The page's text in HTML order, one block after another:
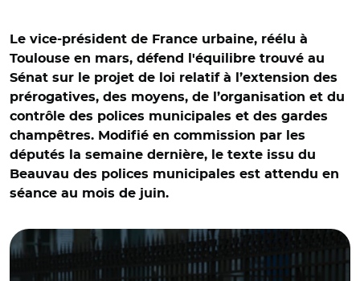
Le vice-président de France urbaine, réélu à
Toulouse en mars, défend l'équilibre trouvé au
Sénat sur le projet de loi relatif à l’extension des
prérogatives, des moyens, de l’organisation et du
contrôle des polices municipales et des gardes
champêtres. Modifié en commission par les
députés la semaine dernière, le texte issu du
Beauvau des polices municipales est attendu en
séance au mois de juin.